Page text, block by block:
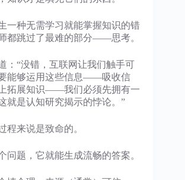
一种无需学习就能掌握知识的错
都跳过了最难的部分——思考。
：“没错，互联网让我们触手可
能够运用这些信息——吸收信
拓展知识——我们必须先拥有一
就是认知研究揭示的悖论。”
程来说是致命的。
问题，它就能生成流畅的答案。